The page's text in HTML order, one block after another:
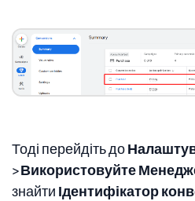
Тоді перейдіть до
>Використовуйте
знайти Ідентифікатор